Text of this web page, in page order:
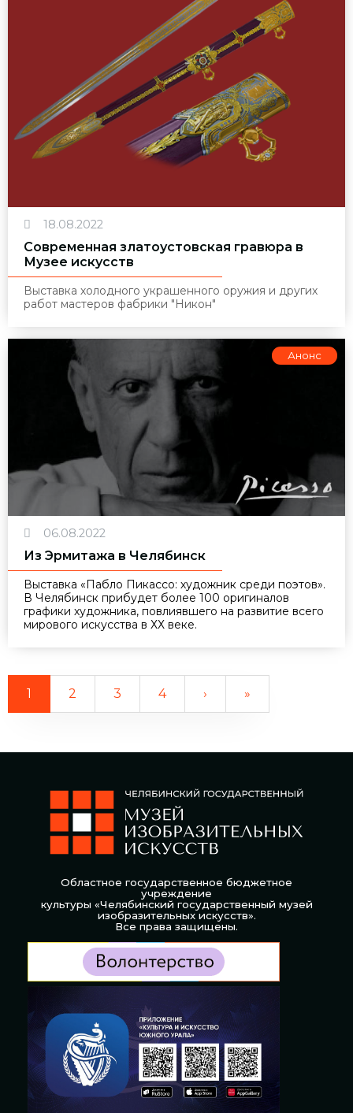
18.08.2022
Современная златоустовская гравюра в
Музее искусств
Выставка холодного украшенного оружия и других
работ мастеров фабрики "Никон"
Анонс
06.08.2022
Из Эрмитажа в Челябинск
Выставка «Пабло Пикассо: художник среди поэтов».
В Челябинск прибудет более 100 оригиналов
графики художника, повлиявшего на развитие всего
мирового искусства в ХХ веке.
1 2 3 4 › »
Областное государственное бюджетное
учреждение
культуры «Челябинский государственный музей
изобразительных искусств».
Все права защищены.